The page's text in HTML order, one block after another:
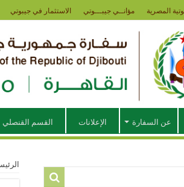
المصرية مؤانــي جيبـــوتي الاستثمار في جيبوتي
عن السفارة الإعلانات القسم القنصلي